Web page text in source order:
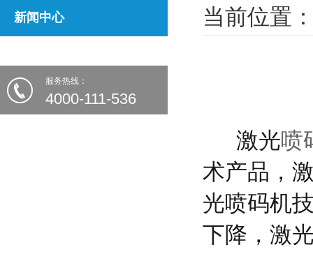
新闻中心
服务热线：
4000-111-536
当前位置
激光喷
术产品，
光喷码机
下降，激